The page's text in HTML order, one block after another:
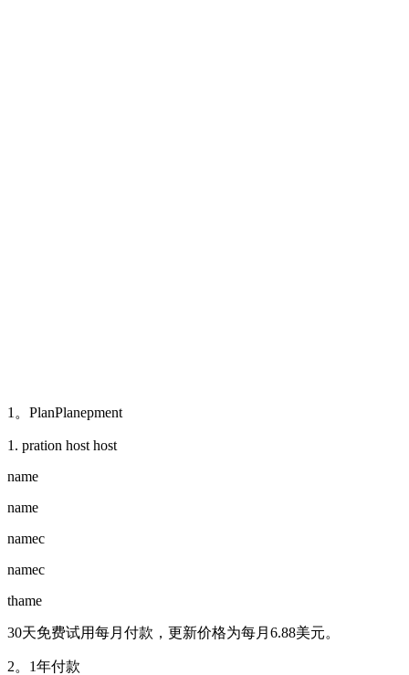
1。PlanPlanepment
1. pration host host
name
name
namec
namec
thame
30天免费试用每月付款，更新价格为每月6.88美元。
2。1年付款